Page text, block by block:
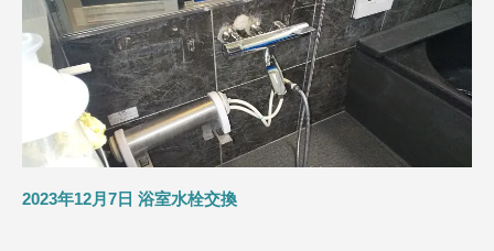
2023年12月7日 浴室水栓交換